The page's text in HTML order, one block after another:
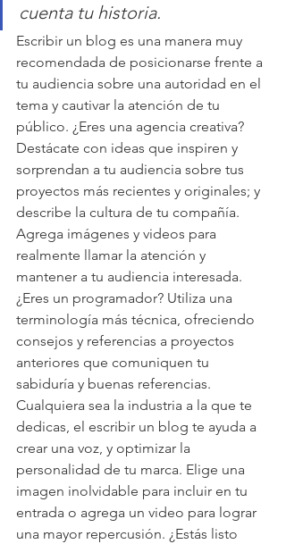
cuenta tu historia.
Escribir un blog es una manera muy
recomendada de posicionarse frente a
tu audiencia sobre una autoridad en el
tema y cautivar la atención de tu
público. ¿Eres una agencia creativa?
Destácate con ideas que inspiren y
sorprendan a tu audiencia sobre tus
proyectos más recientes y originales; y
describe la cultura de tu compañía.
Agrega imágenes y videos para
realmente llamar la atención y
mantener a tu audiencia interesada.
¿Eres un programador? Utiliza una
terminología más técnica, ofreciendo
consejos y referencias a proyectos
anteriores que comuniquen tu
sabiduría y buenas referencias.
Cualquiera sea la industria a la que te
dedicas, el escribir un blog te ayuda a
crear una voz, y optimizar la
personalidad de tu marca. Elige una
imagen inolvidable para incluir en tu
entrada o agrega un video para lograr
una mayor repercusión. ¿Estás listo